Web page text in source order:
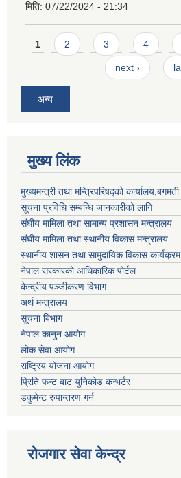
मिति: 07/22/2024 - 21:34
Pages
1 2 3 4
next ›
अन्य
मुख्य लिंक
मुख्यमन्त्री तथा मन्त्रिपरिषद्को
सूचना प्रविधि सम्बन्धि जानकारीको लागि
संघीय मामिला तथा सामान्य प्रशासन मन्त्रालय
संघीय मामिला तथा स्थानीय विकास मन्त्रालय
स्थानीय शासन तथा सामुदायिक विकास कार्यक्रम
नेपाल सरकारको आधिकारिक पोर्टल
केन्द्रीय पञ्जीकरण विभाग
अर्थ मन्त्रालय
सूचना बिभाग
नेपाल कानुन आयोग
लोक सेवा आयोग
राष्ट्रिय योजना आयोग
प्रिति फन्ट बाट युनिकोड कन्भर्टर
डकुमेन्ट रुपान्तरण गर्न
रोजगार सेवा केन्द्र